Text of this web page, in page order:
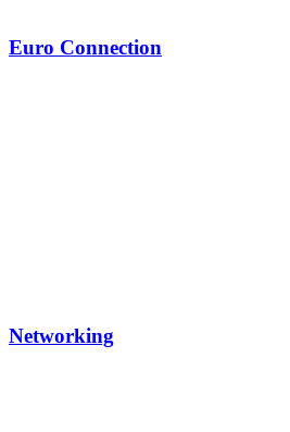
Euro Connection
Networking